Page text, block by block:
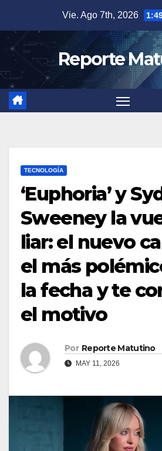
contenido
Vie. Ago 7th, 2026
Reporte
TECNOLOGÍA
‘Euphoria’ y
Sweeney la
liar: el nuevo
el más
la fecha y te
el motivo
Por Reporte Matutino
MAY 11, 2026